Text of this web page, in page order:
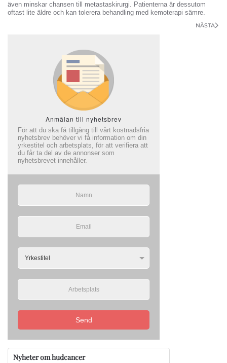
även minskar chansen till metastaskirurgi. Patienterna är dessutom
oftast lite äldre och kan tolerera behandling med kemoterapi sämre.
NÄSTA
Anmälan till nyhetsbrev
För att du ska få tillgång till vårt kostnadsfria
nyhetsbrev behöver vi få information om din
yrkestitel och arbetsplats, för att verifiera att
du får ta del av de annonser som
nyhetsbrevet innehåller.
Send
Nyheter om hudcancer